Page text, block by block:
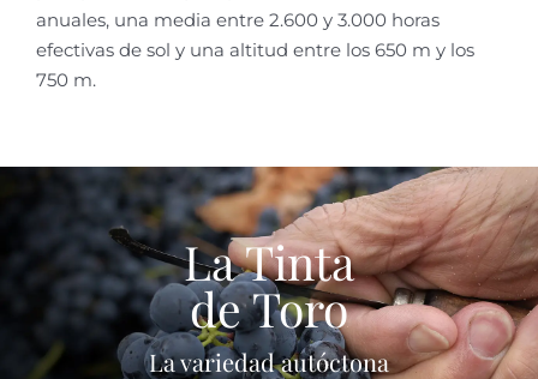
anuales, una media entre 2.600 y 3.000 horas
efectivas de sol y una altitud entre los 650 m y los
750 m.
La Tinta
de Toro
La variedad autóctona